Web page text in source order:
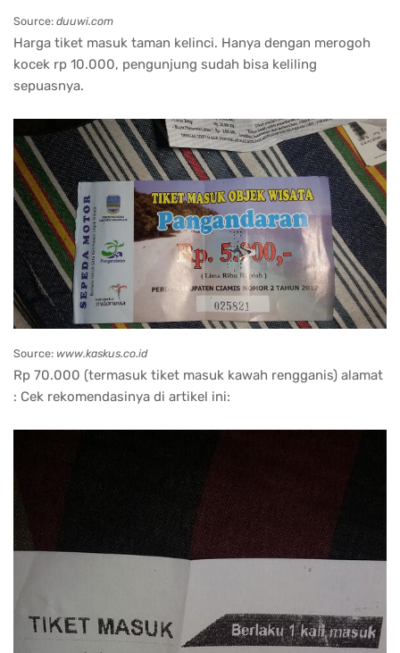
Source: duuwi.com
Harga tiket masuk taman kelinci. Hanya dengan merogoh
kocek rp 10.000, pengunjung sudah bisa keliling
sepuasnya.
Source: www.kaskus.co.id
Rp 70.000 (termasuk tiket masuk kawah rengganis) alamat
: Cek rekomendasinya di artikel ini: